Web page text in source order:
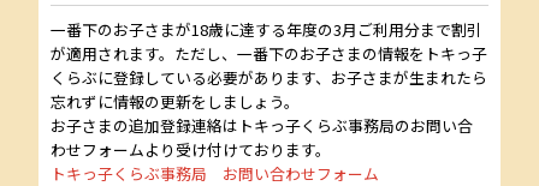
一番下のお子さまが18歳に達する年度の3月ご利用分まで割引
が適用されます。ただし、一番下のお子さまの情報をトキっ子
くらぶに登録している必要があります、お子さまが生まれたら
忘れずに情報の更新をしましょう。
お子さまの追加登録連絡はトキっ子くらぶ事務局のお問い合
わせフォームより受け付けております。
トキっ子くらぶ事務局 お問い合わせフォーム